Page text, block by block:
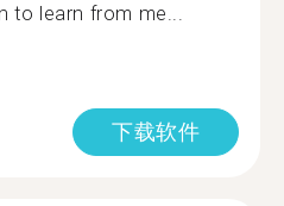
to learn from me...
下载软件